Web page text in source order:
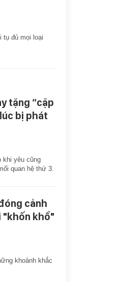
tụ đủ mọi loại
tặng “cặp
bị phát
khi yêu cũng
quan hệ thứ 3.
cảnh
"khốn khổ"
khoảnh khắc